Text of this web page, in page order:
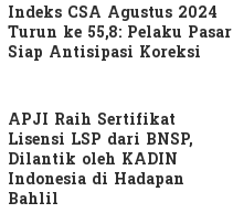
Indeks CSA Agustus 2024
Turun ke 55,8: Pelaku Pasar
Siap Antisipasi Koreksi
APJI Raih Sertifikat
Lisensi LSP dari BNSP,
Dilantik oleh KADIN
Indonesia di Hadapan
Bahlil